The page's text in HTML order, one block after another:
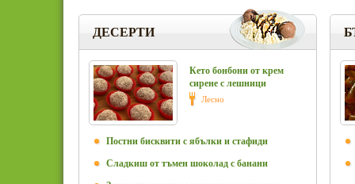
ДЕСЕРТИ
Кето бонбони от крем
сирене с лешници
Лесно
Постни бисквити с ябълки и стафиди
Сладкиш от тъмен шоколад с банани